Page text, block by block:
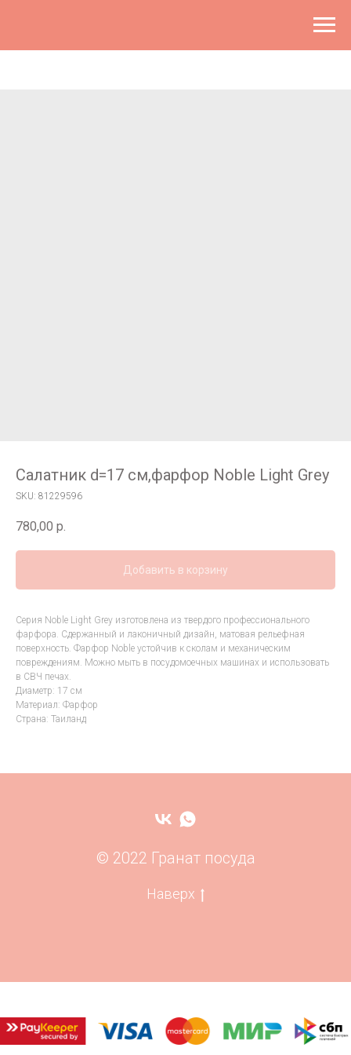
Cалатник d=17 cм,фарфор Noble Light Grey
SKU: 81229596
780,00 р.
Добавить в корзину
Серия Noble Light Grey изготовлена из твердого профессионального
фарфора. Сдержанный и лаконичный дизайн, матовая рельефная
поверхность. Фарфор Noble устойчив к сколам и механическим
повреждениям. Можно мыть в посудомоечных машинах и использовать
в СВЧ печах.
Диаметр: 17 см
Материал: Фарфор
Страна: Таиланд
© 2022 Гранат посуда
Наверх